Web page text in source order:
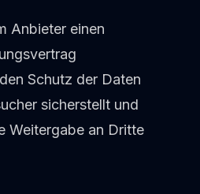
Anbieter einen
Schutz der Daten
sicherstellt und
Weitergabe an Dritte